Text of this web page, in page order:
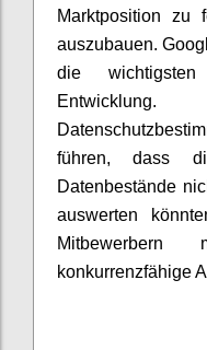
Marktposition zu
auszubauen.
die
führen, dass
Datenbestände
auswerten
konkurrenzfähige